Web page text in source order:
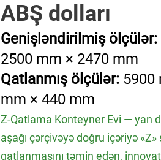
ABŞ dolları
Genişləndirilmiş ölçülər:
2500 mm × 2470 mm
Qatlanmış ölçülər: 5900
mm × 440 mm
Z-Qatlama Konteyner Evi — yan
aşağı çərçivəyə doğru içəriyə «Z»
qatlanmasını təmin edən,